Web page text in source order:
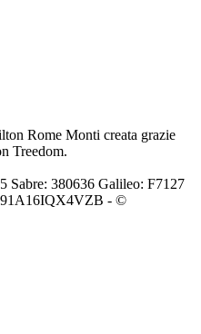
Rome Monti creata grazie
Treedom.
Sabre: 380636 Galileo: F7127
- ©